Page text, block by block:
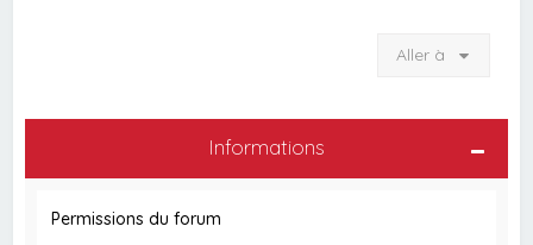
Aller à
Informations
Permissions du forum